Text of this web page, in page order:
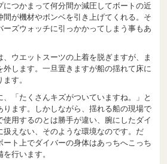
につかまって何分間か減圧してボートの近
間が機材やボンベを引き上げてくれる。そ
ーズウォッチに引っかかってしまう事もあ
ウエットスーツの上着を脱ぎますが、ま
外します。一旦置きますが船の揺れて床に
す。
「たくさんキズがついていますね。」と
ります。しかしながら、揺れる船の現場で
使用するのとは勝手が違い、腕にしたダイ
扱えない、そのような環境なのです。だ
ート上でダイバーの身体はあっちへこっち
行います。